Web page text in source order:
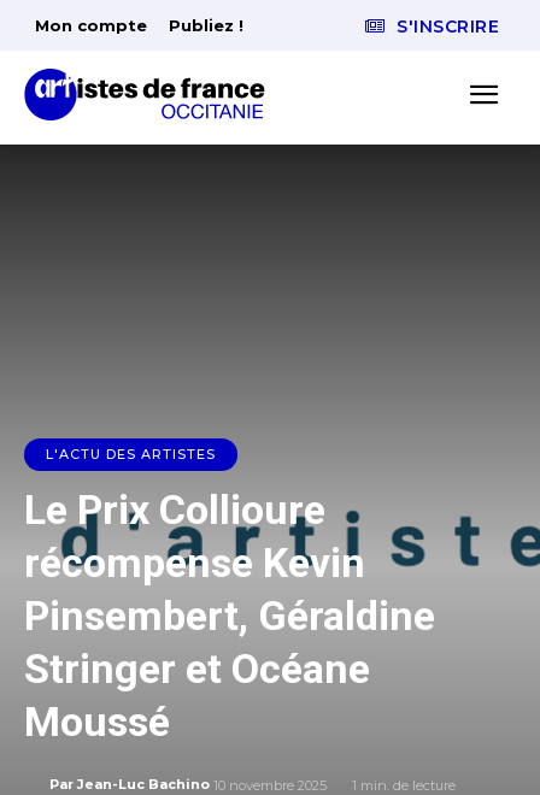
Mon compte Publiez ! S'INSCRIRE
L'ACTU DES ARTISTES
Le Prix Collioure
récompense Kevin
Pinsembert, Géraldine
Stringer et Océane
Moussé
Par Jean-Luc Bachino 10 novembre 2025 1 min. de lecture